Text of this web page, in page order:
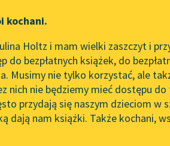
redakcyjne
literatury
Spotkanie z Katarzyną
w Oslo
102. lata temu zmarł
Conrad
kochani.
Holtz i mam wielki zaszczyt i
do bezpłatnych książek, do
Musimy nie tylko korzystać, ale
nich nie będziemy mieć dostępu
przydają się naszym dzieciom w
dają nam książki. Także kochani,
Budzińska-Tylicka✖